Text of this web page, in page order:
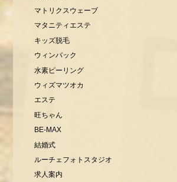
マトリクスウェーブ
マタニティエステ
キッズ脱毛
ウィンバック
水素ピーリング
ウィズマツオカ
エステ
旺ちゃん
BE-MAX
結婚式
ルーチェフォトスタジオ
求人案内